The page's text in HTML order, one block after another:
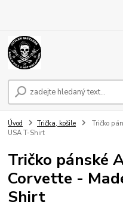
Úvod Trička, košile
Tričko
USA T-Shirt
Tričko pánské
Corvette -
Shirt